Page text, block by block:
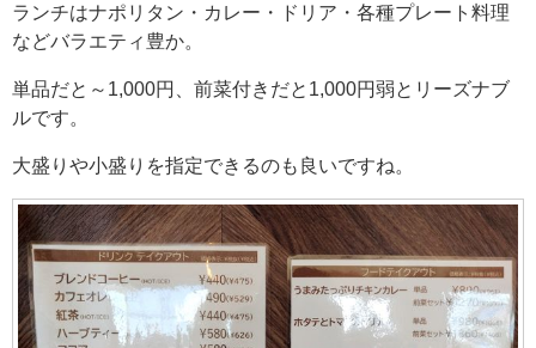
ランチはナポリタン・カレー・ドリア・各種プレート料理
などバラエティ豊か。
単品だと～1,000円、前菜付きだと1,000円弱とリーズナブ
ルです。
大盛りや小盛りを指定できるのも良いですね。